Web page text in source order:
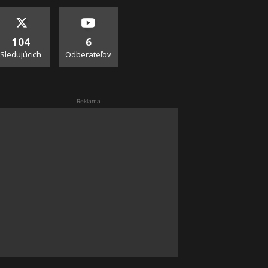
104
Sledujúcich
6
Odberateľov
Reklama